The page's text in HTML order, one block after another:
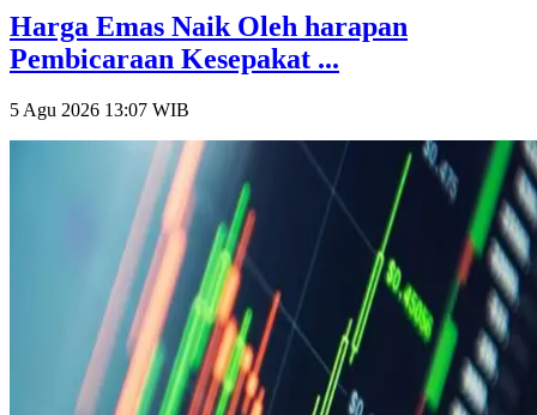
Harga Emas Naik Oleh harapan
Pembicaraan Kesepakat ...
5 Agu 2026 13:07 WIB